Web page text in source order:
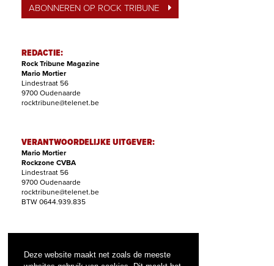
Deze website maakt net zoals de meeste
ABONNEREN OP ROCK TRIBUNE
REDACTIE:
Rock Tribune Magazine
Mario Mortier
Lindestraat 56
9700 Oudenaarde
rocktribune@telenet.be
VERANTWOORDELIJKE UITGEVER:
Mario Mortier
Rockzone CVBA
Lindestraat 56
9700 Oudenaarde
rocktribune@telenet.be
BTW 0644.939.835
Filip Nollet
abonnementen@rock-tribune.com